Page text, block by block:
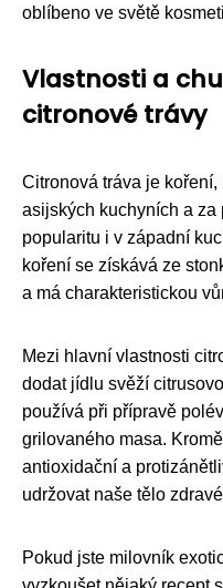
oblíbeno ve světě
Vlastnosti a
citronové trávy
Citronová tráva je
asijských kuchyních a
popularitu i v západní
koření se získává ze
a má charakteristickou
Mezi hlavní vlastnosti
dodat jídlu svěží
používá při přípravě
grilovaného masa.
antioxidační a
udržovat naše tělo
Pokud jste milovník